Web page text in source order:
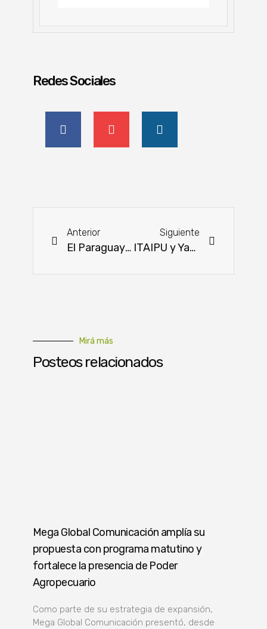
Redes Sociales
Anterior
El Paraguay ya tiene su propio tomate
Siguiente
ITAIPU y Yacyretá buscan fortalecer el reciclaje y la gestión ambiental
Mirá más
Posteos relacionados
Mega Global Comunicación amplía su
propuesta con programa matutino y
fortalece la presencia de Poder
Agropecuario
Como parte de su estrategia de expansión,
Mega Global Comunicación presentó, desde